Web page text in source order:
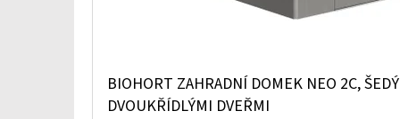
BIOHORT ZAHRADNÍ DOMEK NEO 2C,
DVOUKŘÍDLÝMI DVEŘMI